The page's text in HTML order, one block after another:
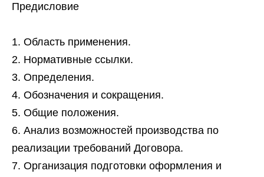
Предисловие
Область применения.
Нормативные ссылки.
Определения.
Обозначения и сокращения.
Общие положения.
Анализ возможностей производства по
реализации требований Договора.
Организация подготовки оформления и